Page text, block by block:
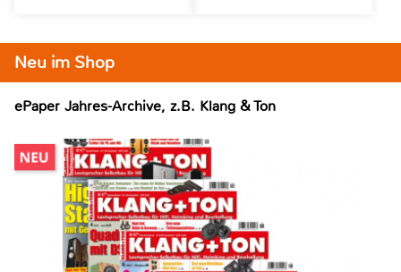
Neu im Shop
ePaper Jahres-Archive, z.B. Klang & Ton